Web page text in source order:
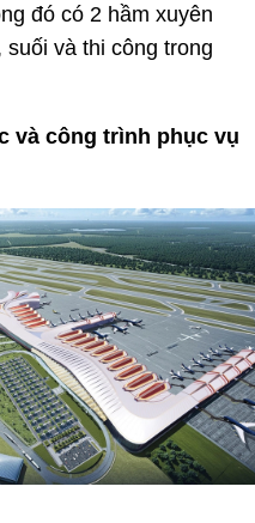
đó có 2 hầm xuyên
và thi công trong
và công trình phục vụ